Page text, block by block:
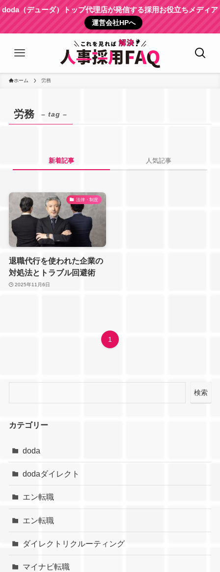
doda（デューダ）トップ代理店が発信する採用お役立ちメディア
運営会社HPへ
ホーム 労務
労務 – tag –
新着記事 人気記事
法律・制度
退職代行を使われた企業の
対処法とトラブル回避術
2025年11月6日
1
検索
カテゴリー
doda
dodaダイレクト
エン転職
エン転職
ダイレクトリクルーティング
マイナビ転職